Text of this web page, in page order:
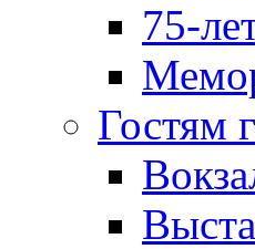
75-
Гостям